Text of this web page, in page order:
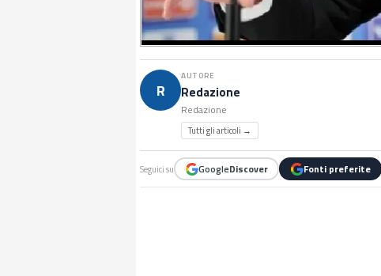
R
AUTORE
Redazione
Redazione
Tutti gli articoli →
Seguici su GoogleDiscover Fonti preferite